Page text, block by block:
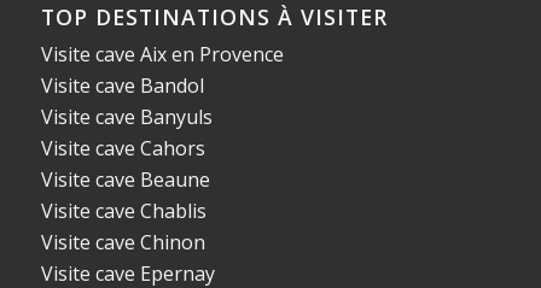
TOP DESTINATIONS À VISITER
Visite cave Aix en Provence
Visite cave Bandol
Visite cave Banyuls
Visite cave Cahors
Visite cave Beaune
Visite cave Chablis
Visite cave Chinon
Visite cave Epernay